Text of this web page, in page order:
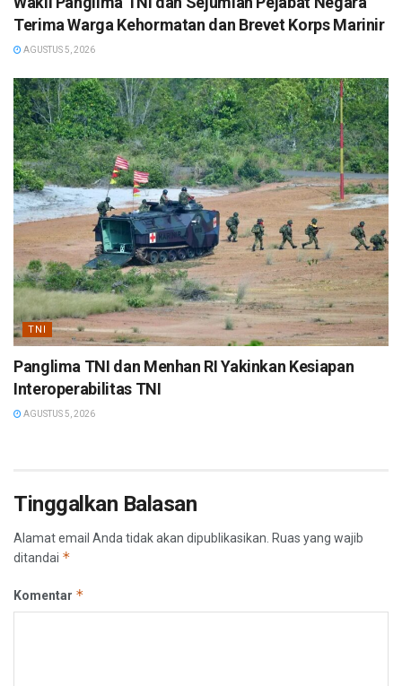
Terima Warga Kehormatan dan Brevet Korps Marinir
AGUSTUS 5, 2026
TNI
Panglima TNI dan Menhan RI Yakinkan Kesiapan
Interoperabilitas TNI
AGUSTUS 5, 2026
Tinggalkan Balasan
Alamat email Anda tidak akan dipublikasikan. Ruas yang wajib
ditandai *
Komentar *